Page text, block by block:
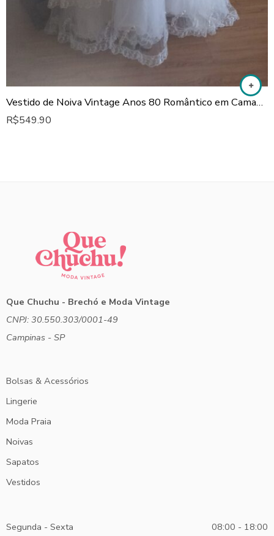
Vestido de Noiva Vintage Anos 80 Romântico em Camadas
R$549.90
Que Chuchu - Brechó e Moda Vintage
CNPJ: 30.550.303/0001-49
Campinas - SP
Bolsas & Acessórios
Lingerie
Moda Praia
Noivas
Sapatos
Vestidos
Segunda - Sexta 08:00 - 18:00